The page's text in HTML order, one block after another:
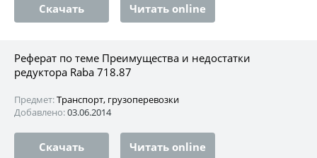
Скачать Читать online
Реферат по теме Преимущества и недостатки
редуктора Raba 718.87
Предмет:Транспорт, грузоперевозки
Добавлено:03.06.2014
Скачать Читать online